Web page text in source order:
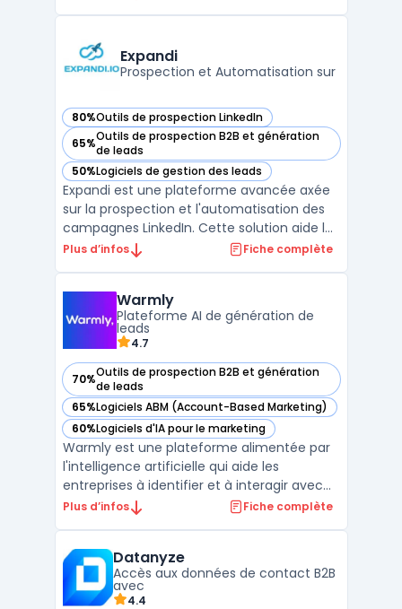
à maîtriser leurs budgets, tout en
respectant les exigen ...
Expandi
Prospection et Automatisation sur
80%Outils de prospection LinkedIn
— voir Expandi dans cette catégorie
65%Outils de prospection B2B et génération
de leads
— voir Expandi dans cette catégorie
50%Logiciels de gestion des leads
— voir Expandi dans cette catégorie
Expandi est une plateforme avancée axée
sur la prospection et l'automatisation des
campagnes LinkedIn. Cette solution aide les
entreprises à augmenter leur portée et leur
principalement pour les campagnes de
prospection, Expandi ...
Plus d’infos Fiche complète
Warmly
Plateforme AI de génération de
leads
4.7
70%Outils de prospection B2B et génération
de leads
— voir Warmly dans cette catégorie
65%Logiciels ABM (Account-Based Marketing)
— voir Warmly dans cette catégorie
60%Logiciels d'IA pour le marketing
— voir Warmly dans cette catégorie
Warmly est une plateforme alimentée par
l'intelligence artificielle qui aide les
entreprises à identifier et à interagir avec
des visiteurs à fort potentiel sur leur site
commerciales et marketing de repérer les
visiteurs anonyme ...
Plus d’infos Fiche complète
Datanyze
Accès aux données de contact B2B
avec
4.4